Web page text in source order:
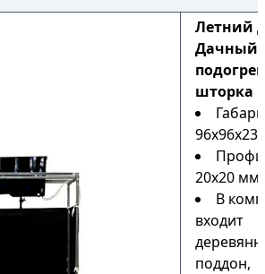
Летний
Дачный
шторка
20х20 мм
В
входит
поддон,